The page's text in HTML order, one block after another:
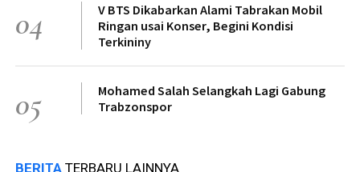
04
V BTS Dikabarkan Alami Tabrakan Mobil
Ringan usai Konser, Begini Kondisi
Terkininy
05
Mohamed Salah Selangkah Lagi Gabung
Trabzonspor
BERITA TERBARU LAINNYA